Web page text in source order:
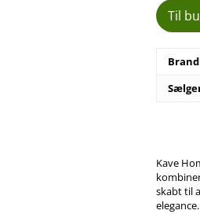
Til
Brand
Kave
skabt til